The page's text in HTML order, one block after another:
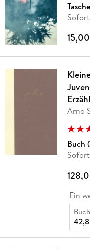
Arno
Buch
Ein